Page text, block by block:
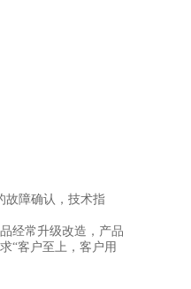
故障确认，技术指
经常升级改造，产品
“客户至上，客户用